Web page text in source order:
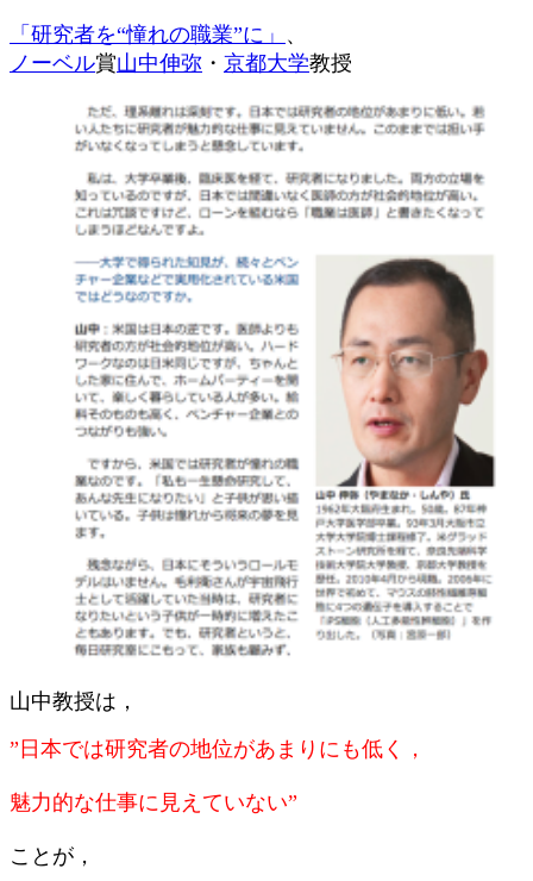
「研究者を“憧れの職業”に」 、
ノーベル賞山中伸弥 ・ 京都大学教授
山中教授は，
”日本では研究者の地位があまりにも低く，
魅力的な仕事に見えていない”
ことが，